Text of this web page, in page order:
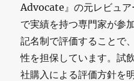
Advocate』の元レビュ
で実績を持つ専門家が参
記名制で評価することで
性を担保しています。試
社購入による評価方針を